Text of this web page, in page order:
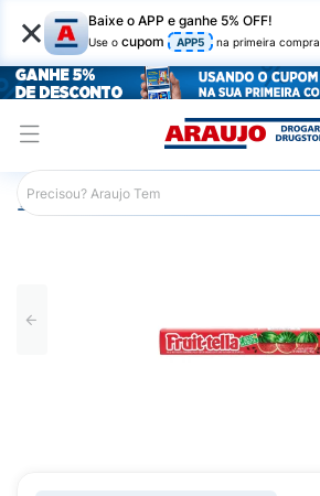
× Baixe o APP e ganhe 5% OFF!
Use o cupom APP5 na primeira compra
Araujo Mercado